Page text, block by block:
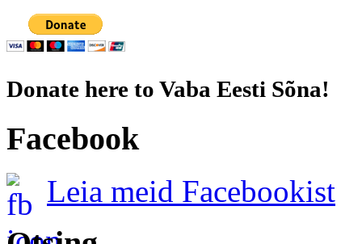
Donate here to Vaba Eesti Sõna!
Facebook
Leia meid Facebookist